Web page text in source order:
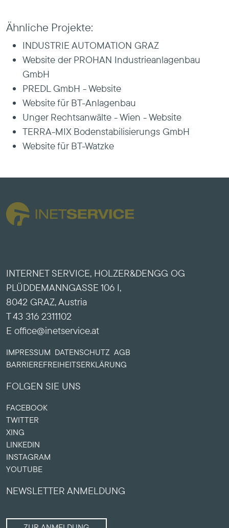
Ähnliche Projekte:
INDUSTRIE AUTOMATION GRAZ
Website der PROHAN Industrieanlagenbau
GmbH
PREDL GmbH - Website
Website für BT-Anlagenbau
Unger Rechtsanwälte - Wien - Website
TERRA-MIX Bodenstabilisierungs GmbH
Website für BT-Watzke
INTERNET SERVICE, HOLZER&DENGG OG
PLÜDDEMANNGASSE 106 I,
8042 GRAZ, Austria
T 43 316 2311102
E office@inetservice.at
IMPRESSUM DATENSCHUTZ AGB
BARRIERE­FREIHEITS­ERKLÄRUNG
FOLGEN SIE UNS
FACEBOOK
TWITTER
XING
LINKEDIN
INSTAGRAM
YOUTUBE
NEWSLETTER ANMELDUNG